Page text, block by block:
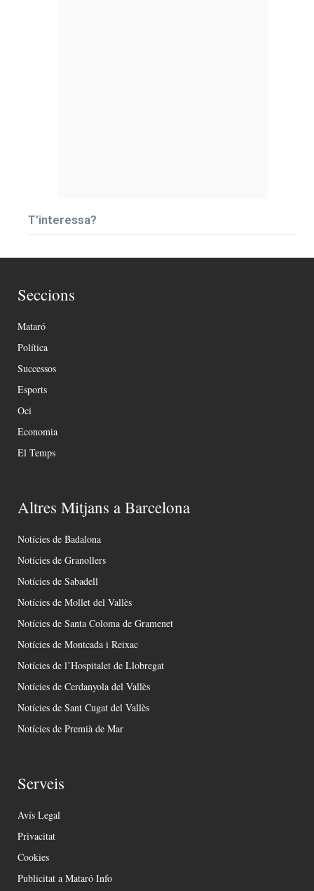
T’interessa?
Seccions
Mataró
Política
Successos
Esports
Oci
Economia
El Temps
Altres Mitjans a Barcelona
Notícies de Badalona
Notícies de Granollers
Notícies de Sabadell
Notícies de Mollet del Vallès
Notícies de Santa Coloma de Gramenet
Notícies de Montcada i Reixac
Notícies de l’Hospitalet de Llobregat
Notícies de Cerdanyola del Vallès
Notícies de Sant Cugat del Vallès
Notícies de Premià de Mar
Serveis
Avís Legal
Privacitat
Cookies
Publicitat a Mataró Info